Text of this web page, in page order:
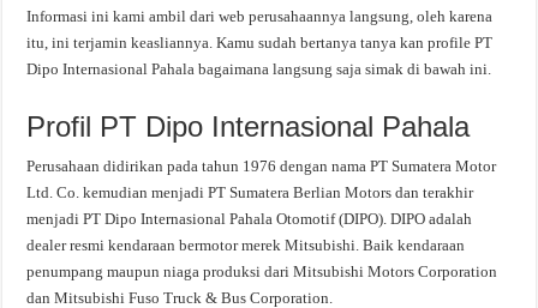
Informasi ini kami ambil dari web perusahaannya langsung, oleh karena
itu, ini terjamin keasliannya. Kamu sudah bertanya tanya kan profile PT
Dipo Internasional Pahala bagaimana langsung saja simak di bawah ini.
Profil PT Dipo Internasional Pahala
Perusahaan didirikan pada tahun 1976 dengan nama PT Sumatera Motor
Ltd. Co. kemudian menjadi PT Sumatera Berlian Motors dan terakhir
menjadi PT Dipo Internasional Pahala Otomotif (DIPO). DIPO adalah
dealer resmi kendaraan bermotor merek Mitsubishi. Baik kendaraan
penumpang maupun niaga produksi dari Mitsubishi Motors Corporation
dan Mitsubishi Fuso Truck & Bus Corporation.